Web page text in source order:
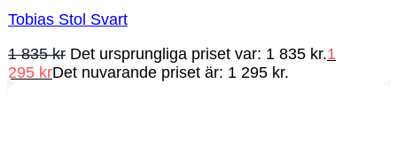
Tobias Stol Svart
1 835kr Det ursprungliga priset var: 1 835 kr.1
295 krDet nuvarande priset är: 1 295 kr.